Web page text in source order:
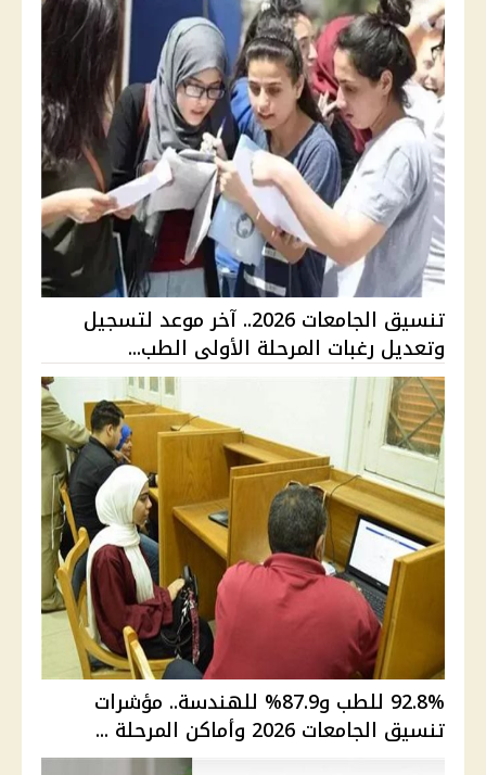
تنسيق الجامعات 2026.. آخر موعد لتسجيل
وتعديل رغبات المرحلة الأولى الطب...
92.8% للطب و87.9% للهندسة.. مؤشرات
تنسيق الجامعات 2026 وأماكن المرحلة ...